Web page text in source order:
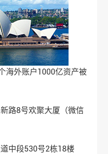
海外账户1000亿资产被
路8号欢聚大厦（微信
中段530号2栋18楼